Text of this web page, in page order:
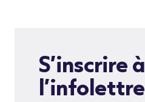
S’inscrire à
l’infolettre